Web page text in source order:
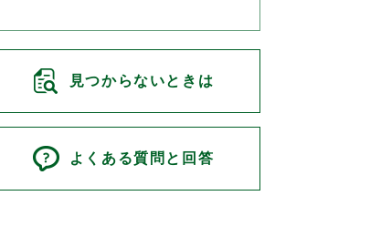
見つからないときは
よくある質問と回答